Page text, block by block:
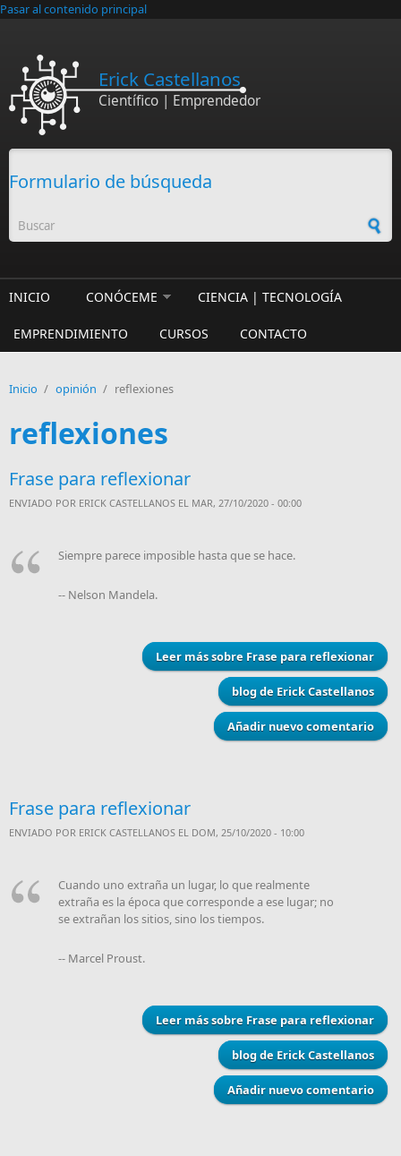
Pasar al contenido principal
Erick Castellanos
Científico | Emprendedor
Formulario de búsqueda
INICIO CONÓCEME CIENCIA | TECNOLOGÍA
EMPRENDIMIENTO CURSOS CONTACTO
Inicio / opinión / reflexiones
reflexiones
Frase para reflexionar
ENVIADO POR ERICK CASTELLANOS EL MAR, 27/10/2020 - 00:00
Siempre parece imposible hasta que se hace.
-- Nelson Mandela.
Leer mássobre Frase para reflexionar
blog de Erick Castellanos
Añadir nuevo comentario
Frase para reflexionar
ENVIADO POR ERICK CASTELLANOS EL DOM, 25/10/2020 - 10:00
Cuando uno extraña un lugar, lo que realmente
extraña es la época que corresponde a ese lugar; no
se extrañan los sitios, sino los tiempos.
-- Marcel Proust.
Leer mássobre Frase para reflexionar
blog de Erick Castellanos
Añadir nuevo comentario